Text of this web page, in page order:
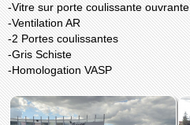
-Vitre sur porte coulissante ouvrante
-Ventilation AR
-2 Portes coulissantes
-Gris Schiste
-Homologation VASP